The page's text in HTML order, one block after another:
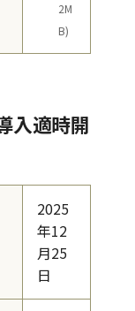
2M
B)
入適時開
2025
年12
月25
日